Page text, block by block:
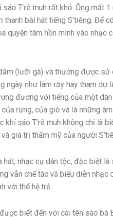
sáo T’rê muh rất khó. Ông mất
bài hát tiếng S’tiêng. Để
quyện tâm hồn mình vào nhạc
(lưỡi gà) và thường được sử
ngày như làm rẫy hay tham dự
đương với tiếng của một
rừng, của gió và là những
sáo T’rê muh không chỉ là
giá trị thẩm mỹ của người
nhạc cụ dân tộc, đặc biệt là
vẫn chế tác và biểu diễn nhạc
với thế hệ trẻ.
biết đến với cái tên sáo